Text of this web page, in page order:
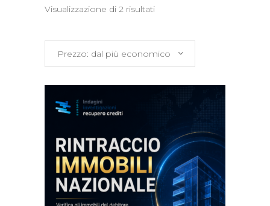
Visualizzazione di 2 risultatiPrezzo:
economico
Prezzo: dal più economico